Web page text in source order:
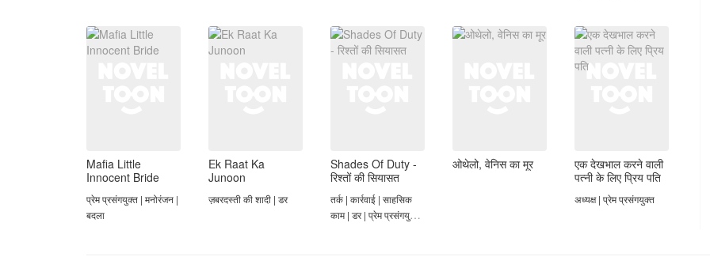
Mafia Little
Innocent Bride
प्रेम प्रसंगयुक्त | मनोरंजन |
बदला
Ek Raat Ka
Junoon
ज़बरदस्ती की शादी | डर
Shades Of Duty -
रिश्तों की सियासत
तर्क | कार्रवाई | साहसिक
काम | डर | प्रेम प्रसंगयुक्त |
ओथेलो, वेनिस का मूर
एक देखभाल करने वाली
पत्नी के लिए प्रिय पति
अध्यक्ष | प्रेम प्रसंगयुक्त